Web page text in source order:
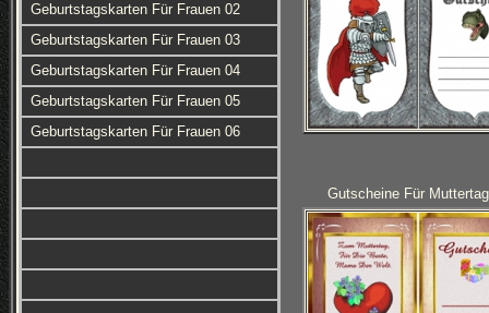
Geburtstagskarten Für Frauen 02
Geburtstagskarten Für Frauen 03
Geburtstagskarten Für Frauen 04
Geburtstagskarten Für Frauen 05
Geburtstagskarten Für Frauen 06
Gutscheine Für